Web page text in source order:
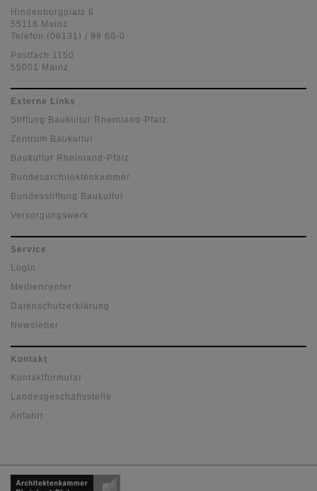
Hindenburgplatz 6
55118 Mainz
Telefon (06131) / 99 60-0
Postfach 1150
55001 Mainz
Externe Links
Stiftung Baukultur Rheinland-Pfalz
Zentrum Baukultur
Baukultur Rheinland-Pfalz
Bundesarchitektenkammer
Bundesstiftung Baukultur
Versorgungswerk
Service
Login
Mediencenter
Datenschutzerklärung
Newsletter
Kontakt
Kontaktformular
Landesgeschäftsstelle
Anfahrt